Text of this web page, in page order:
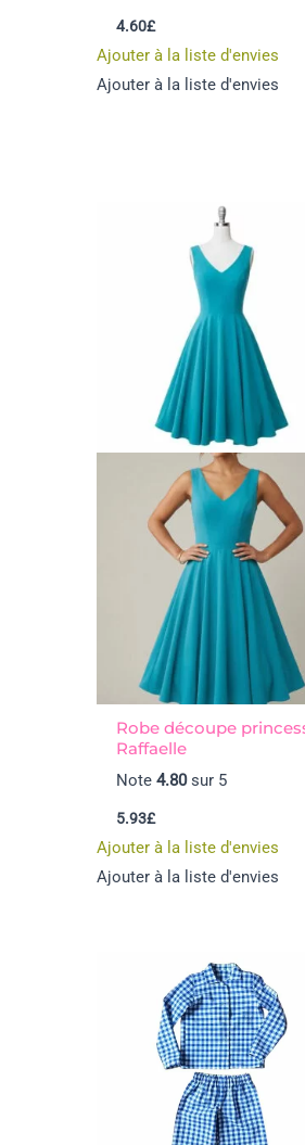
4.60£
Ajouter à la liste d'envies
Ajouter à la liste d'envies
Robe découpe
Raffaelle
Note 4.80sur 5
5.93£
Ajouter à la liste d'envies
Ajouter à la liste d'envies